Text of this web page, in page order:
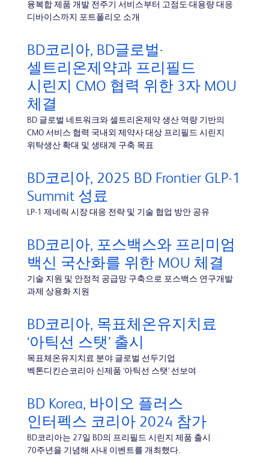
융복합 제품 개발 전주기 서비스부터 고점도·대용량 대응
디바이스까지 포트폴리오 소개
BD코리아, BD글로벌·
셀트리온제약과 프리필드
시린지 CMO 협력 위한 3자 MOU
체결
BD 글로벌 네트워크와 셀트리온제약 생산 역량 기반의
CMO 서비스 협력 국내외 제약사 대상 프리필드 시린지
위탁생산 확대 및 생태계 구축 목표
BD코리아, 2025 BD Frontier GLP-1
Summit 성료
LP-1 제네릭 시장 대응 전략 및 기술 협업 방안 공유
BD코리아, 포스백스와 프리미엄
백신 국산화를 위한 MOU 체결
기술 지원 및 안정적 공급망 구축으로 포스백스 연구개발
과제 상용화 지원
BD코리아, 목표체온유지치료
‘아틱선 스탯’ 출시
목표체온유지치료 분야 글로벌 선두기업
벡톤디킨슨코리아 신제품 ‘아틱선 스탯’ 선보여
BD Korea, 바이오 플러스
인터펙스 코리아 2024 참가
BD코리아는 27일 BD의 프리필드 시린지 제품 출시
70주년을 기념해 사내 이벤트를 개최했다.